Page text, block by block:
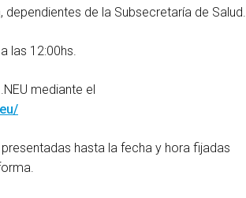
de la Subsecretaría de Salud.
las 12:00hs.
mediante el
hasta la fecha y hora fijadas